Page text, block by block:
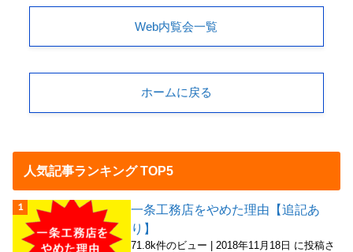
Web内覧会一覧
ホームに戻る
人気記事ランキング TOP5
一条工務店をやめた理由【追記あ
り】
71.8k件のビュー |2018年11月18日 に投稿さ